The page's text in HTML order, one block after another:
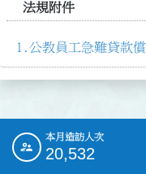
法規附件
公教員工急難貸款
::: 本月造訪人次
20,532